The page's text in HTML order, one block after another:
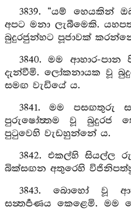
3839. “යම් හෙයකින්
අපට මනා ලැබීමෙකි.
බුදුරජුන්හට පූජාවක්
3840. මම ආහාර-
දැන්වීමි. ලෝකනායක වූ
සමඟ වැඩියේ ය.
3841. මම පසඟතුරු
පුරුෂෝත්‍තම වූ බුදුරජ
පුටුවෙහි වැඩහුන්නේ ය.
3842. එකල්හි සියල්ල
බික්සඟන අතුරෙහි
3843. බොහෝ වූ
සන්‍තර්‍පණය කෙළෙමි. මම